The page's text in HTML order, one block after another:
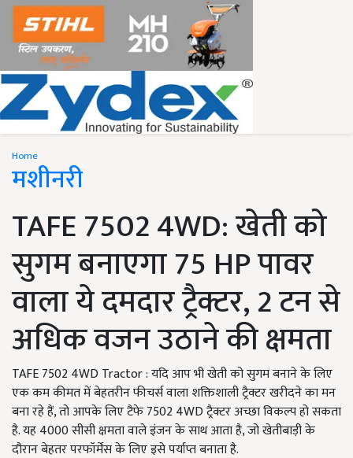
Home
मशीनरी
TAFE 7502 4WD: खेती को
सुगम बनाएगा 75 HP पावर
वाला ये दमदार ट्रैक्टर, 2 टन से
अधिक वजन उठाने की क्षमता
TAFE 7502 4WD Tractor : यदि आप भी खेती को सुगम बनाने के लिए
एक कम कीमत में बेहतरीन फीचर्स वाला शक्तिशाली ट्रैक्टर खरीदने का मन
बना रहे हैं, तो आपके लिए टैफे 7502 4WD ट्रैक्टर अच्छा विकल्प हो सकता
है. यह 4000 सीसी क्षमता वाले इंजन के साथ आता है, जो खेतीबाड़ी के
दौरान बेहतर परफॉर्मेंस के लिए इसे पर्याप्त बनाता है.